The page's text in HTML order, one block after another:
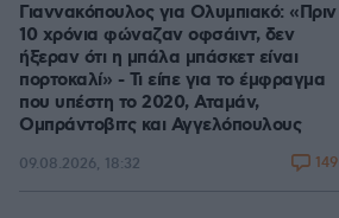
Γιαννακόπουλος για Ολυμπιακό: «Πριν
10 χρόνια φώναζαν οφσάιντ, δεν
ήξεραν ότι η μπάλα μπάσκετ είναι
πορτοκαλί» - Τι είπε για το έμφραγμα
που υπέστη το 2020, Αταμάν,
Ομπράντοβιτς και Αγγελόπουλους
09.08.2026, 18:32 149